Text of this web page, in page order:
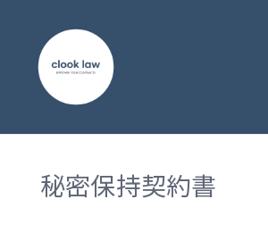
秘密保持契約書